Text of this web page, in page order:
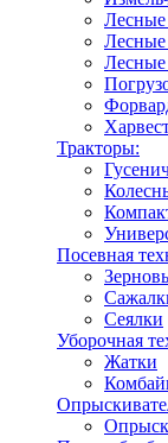
Лесные
Лесные
Тракторы:
Посевная
Сеялки
Уборочная
Жатки